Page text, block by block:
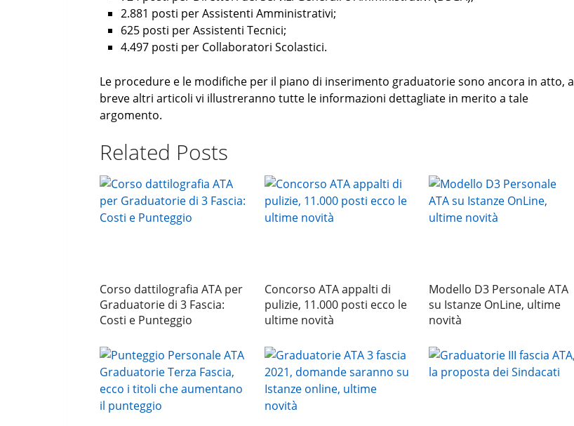
2.881 posti per Assistenti Amministrativi;
625 posti per Assistenti Tecnici;
4.497 posti per Collaboratori Scolastici.
Le procedure e le modifiche per il piano di inserimento graduatorie sono ancora in atto, a
breve altri articoli vi illustreranno tutte le informazioni dettagliate in merito a tale
argomento.
Related Posts
Corso dattilografia ATA per
Graduatorie di 3 Fascia:
Costi e Punteggio
Concorso ATA appalti di
pulizie, 11.000 posti ecco le
ultime novità
Modello D3 Personale ATA
su Istanze OnLine, ultime
novità